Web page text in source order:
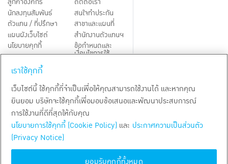
ลูกค้าองค์กร
นักลงทุนสัมพันธ์
ตัวแทน / ที่ปรึกษา
แผนผังเว็บไซต์
นโยบายคุกกี้
Third-Party Notices
ติดต่อเรา
สนใจทำประกัน
สาขาและแผนที่
สำนักงานตัวแทนฯ
ข้อกำหนดและ
เงื่อนไขการใช้
TH EN
สงวนลิขสิทธิ์ พ.ศ.2569
เราใช้คุกกี้
เว็บไซต์นี้ ใช้คุกกี้ที่จำเป็นเพื่อให้คุณสามารถใช้งานได้ และหากคุณ
ยินยอม บริษัทจะใช้คุกกี้เพื่อมอบข้อเสนอและพัฒนาประสบการณ์
การใช้งานที่ดีที่สุดให้กับคุณ
นโยบายการใช้คุกกี้ (Cookie Policy) และ ประกาศความเป็นส่วนตัว
(Privacy Notice)